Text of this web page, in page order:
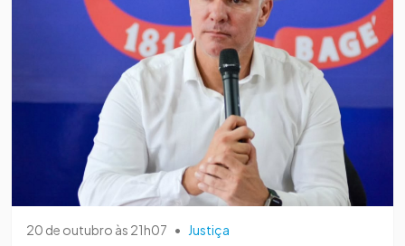
20 de outubro às 21h07 • Justiça